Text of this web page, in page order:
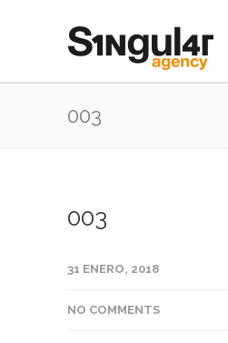
003
003
31 ENERO, 2018
NO COMMENTS